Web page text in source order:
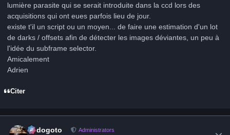
lumière parasite qui se serait introduite dans la ccd lors des
acquisitions qui ont eues parfois lieu de jour.
existe t'il un script ou un moyen... de faire une estimation d'un lot
de darks / offsets afin de détecter les images déviantes, un peu à
l'idée du subframe selector.
Amicalement
Adrien
Citer
frédogoto Administrators